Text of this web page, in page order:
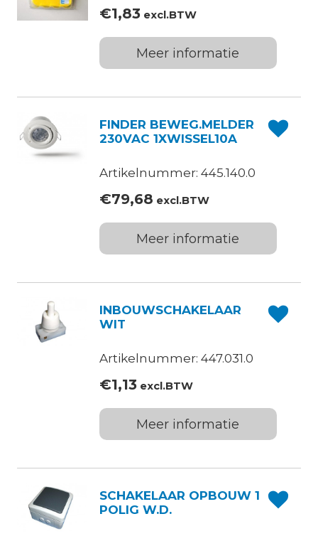
€1,83excl.BTW
Meer informatie
FINDER BEWEG.MELDER
230VAC 1XWISSEL10A
Artikelnummer: 445.140.0
€79,68 excl.BTW
Meer informatie
INBOUWSCHAKELAAR
WIT
Artikelnummer: 447.031.0
€1,13excl.BTW
Meer informatie
SCHAKELAAR OPBOUW 1
POLIG W.D.